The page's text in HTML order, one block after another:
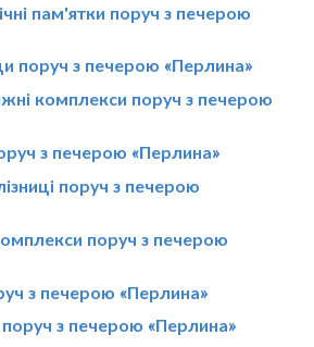
пам'ятки поруч з печерою
поруч з печерою «Перлина»
комплекси поруч з печерою
з печерою «Перлина»
поруч з печерою
поруч з печерою
з печерою «Перлина»
з печерою «Перлина»